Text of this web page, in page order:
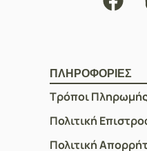
ΠΛΗΡΟΦΟΡΙΕΣ
Τρόποι
Πολιτική
Πολιτική